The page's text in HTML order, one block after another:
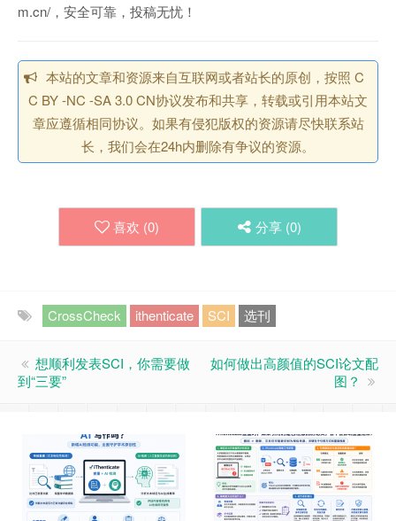
m.cn/，安全可靠，投稿无忧！
本站的文章和资源来自互联网或者站长的原创，按照 C
C BY -NC -SA 3.0 CN协议发布和共享，转载或引用本站文
章应遵循相同协议。如果有侵犯版权的资源请尽快联系站
长，我们会在24h内删除有争议的资源。
喜欢 (0) 分享 (0)
CrossCheck ithenticate SCI 选刊
想顺利发表SCI，你需要做
到“三要”
如何做出高颜值的SCI论文配
图？